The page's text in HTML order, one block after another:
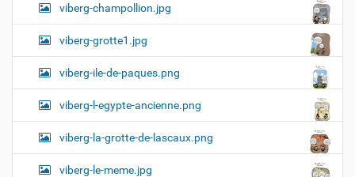
viberg-champollion.jpg
viberg-grotte1.jpg
viberg-ile-de-paques.png
viberg-l-egypte-ancienne.png
viberg-la-grotte-de-lascaux.png
viberg-le-meme.jpg